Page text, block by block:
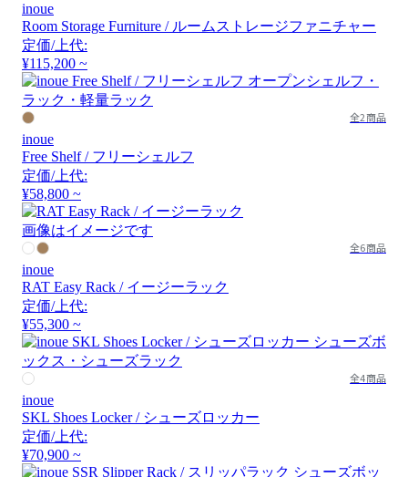
inoue
Room Storage Furniture / ルームストレージファニチャー
定価/上代:
¥115,200 ~
全2商品
inoue
Free Shelf / フリーシェルフ
定価/上代:
¥58,800 ~
画像はイメージです
全6商品
inoue
RAT Easy Rack / イージーラック
定価/上代:
¥55,300 ~
全4商品
inoue
SKL Shoes Locker / シューズロッカー
定価/上代:
¥70,900 ~